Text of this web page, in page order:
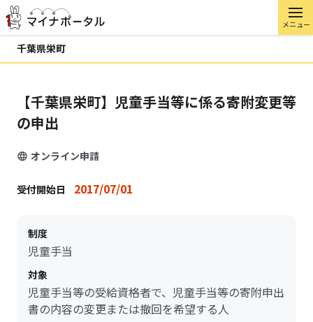
メニュー
千葉県栄町
【千葉県栄町】児童手当等に係る寄附変更等
の申出
オンライン申請
受付開始日 2017/07/01
制度
児童手当
対象
児童手当等の受給資格者で、児童手当等の寄附申出
書の内容の変更または撤回を希望する人